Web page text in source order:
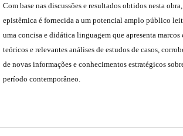
Com base nas discussões e resultados obtidos nesta
epistêmica é fornecida a um potencial amplo público
uma concisa e didática linguagem que apresenta marcos
teóricos e relevantes análises de estudos de casos,
de novas informações e conhecimentos estratégicos
período contemporâneo.